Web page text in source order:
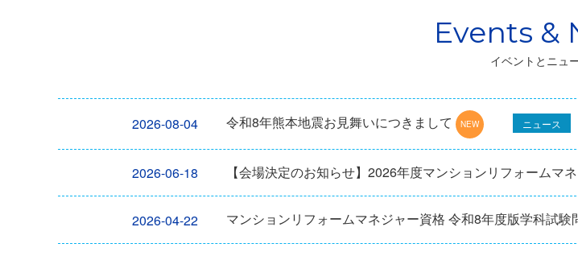
イベントとニュ
2026-08-04 令和8年熊本地震お見舞いにつきまして ニュース
2026-06-18 【会場決定のお知らせ】2026年度マンションリフォームマ
2026-04-22 マンションリフォームマネジャー資格 令和8年度版学科試験